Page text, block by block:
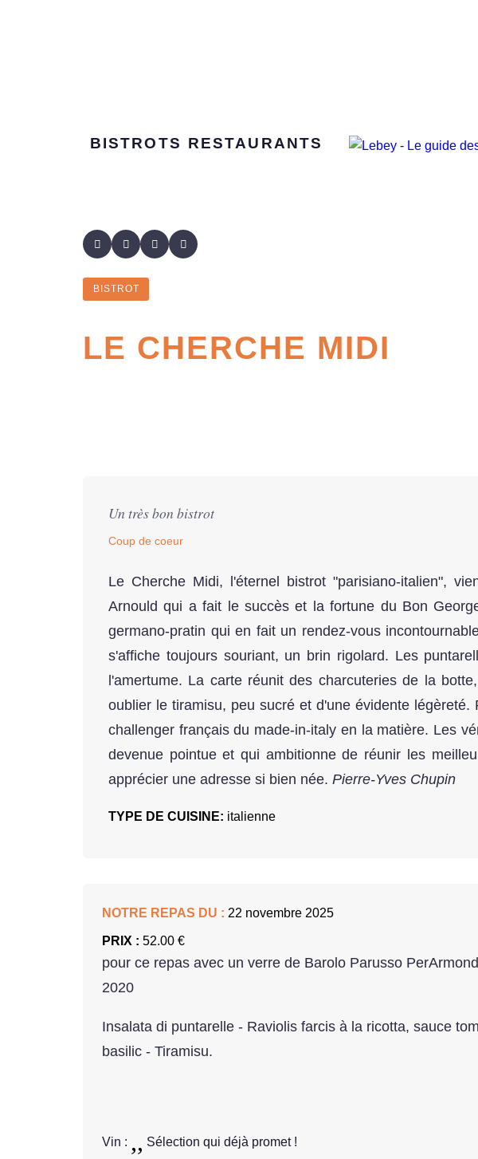
BISTROTS RESTAURANTS
BISTROT
LE CHERCHE MIDI
Un très bon bistrot
Coup de coeur
Le Cherche Midi, l'éternel bistrot "parisiano-italien",
Arnould qui a fait le succès et la fortune du Bon
germano-pratin qui en fait un rendez-vous
s'affiche toujours souriant, un brin rigolard. Les
l'amertume. La carte réunit des charcuteries de la
oublier le tiramisu, peu sucré et d'une évidente
challenger français du made-in-italy en la matière. Les
devenue pointue et qui ambitionne de réunir les
apprécier une adresse si bien née. Pierre-Yves Chupin
TYPE DE CUISINE: italienne
NOTRE REPAS DU : 22 novembre 2025
PRIX : 52.00 €
pour ce repas avec un verre de Barolo Parusso
2020
Insalata di puntarelle​​ - Raviolis farcis à la ricotta, sauce
basilic - Tiramisu.
Vin : Sélection qui déjà promet !